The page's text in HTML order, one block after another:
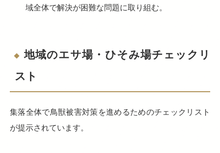
域全体で解決が困難な問題に取り組む。
地域のエサ場・ひそみ場チェックリ
スト
集落全体で鳥獣被害対策を進めるためのチェックリスト
が提示されています。